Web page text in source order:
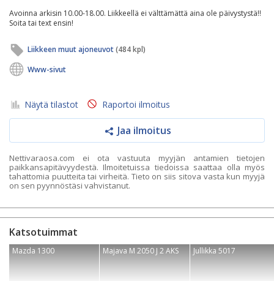
Avoinna arkisin 10.00-18.00. Liikkeellä ei välttämättä aina ole päivystystä!!
Soita tai text ensin!
Liikkeen muut ajoneuvot(484 kpl)
Www-sivut
Näytä tilastot Raportoi ilmoitus
Jaa ilmoitus
Nettivaraosa.com ei ota vastuuta myyjän antamien tietojen
paikkansapitävyydestä. Ilmoitetuissa tiedoissa saattaa olla myös
tahattomia puutteita tai virheitä. Tieto on siis sitova vasta kun myyjä
on sen pyynnöstäsi vahvistanut.
Katsotuimmat
Mazda 1300 Majava M 2050 J 2 AKS Jullikka 5017